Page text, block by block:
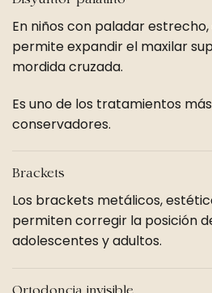
En niños con paladar estrecho,
permite expandir el maxilar
mordida cruzada.
Es uno de los tratamientos
conservadores.
Brackets
Los brackets metálicos,
permiten corregir la posición
adolescentes y adultos.